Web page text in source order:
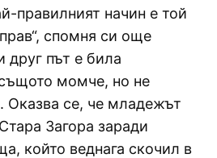
правилният начин е той
спомня си още
друг път е била
момче, но не
Оказва се, че младежът
Загора заради
който веднага скочил в